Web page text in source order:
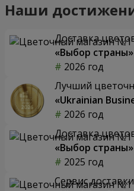
Наши
Доставка
«Выбор страны»
2026 год
Лучший
«Ukrainian
2026 год
Доставка
«Выбор страны»
2025 год
Сервис